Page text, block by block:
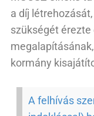
a díj
szükségét
kormány
A felhívás